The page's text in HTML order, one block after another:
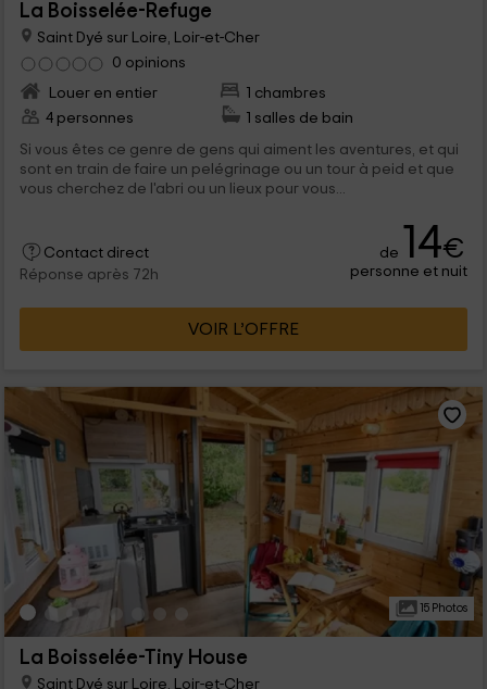
La Boisselée-Refuge
Saint Dyé sur Loire, Loir-et-Cher
0 opinions
Louer en entier
1 chambres
4 personnes
1 salles de bain
Si vous êtes ce genre de gens qui aiment les aventures, et qui
sont en train de faire un pelégrinage ou un tour à peid et que
vous cherchez de l'abri ou un lieux pour vous...
Contact direct
Réponse après 72h
de 14€
personne et nuit
VOIR L’OFFRE
15 Photos
La Boisselée-Tiny House
Saint Dyé sur Loire, Loir-et-Cher